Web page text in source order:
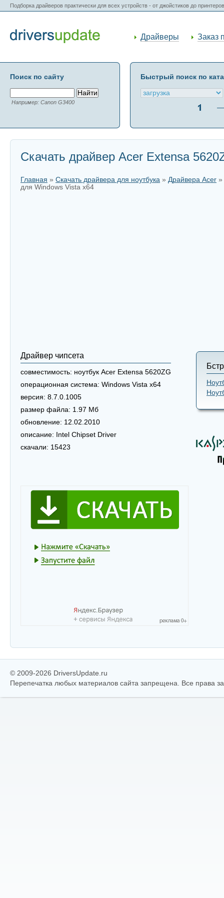
Подборка драйверов практически для всех устройств - от джойстиков до
Драйверы Заказ
Поиск по сайту
Например: Canon G3400
Быстрый поиск по
Скачать драйвер Acer Extensa
Главная » Скачать драйвера для ноутбука » Драйвера Acer »
для Windows Vista x64
Драйвер чипсета
совместимость: ноутбук Acer Extensa 5620ZG
операционная система: Windows Vista x64
версия: 8.7.0.1005
размер файла: 1.97 Мб
обновление: 12.02.2010
описание: Intel Chipset Driver
скачали: 15423
© 2009-2026 DriversUpdate.ru
Перепечатка любых материалов сайта запрещена. Все права